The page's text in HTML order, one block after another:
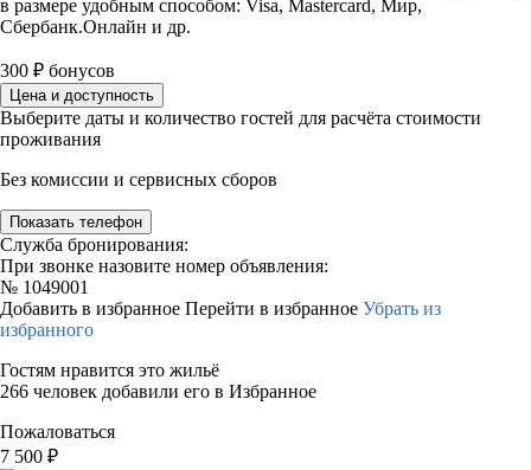
в размере удобным способом: Visa, Mastercard, Мир,
Сбербанк.Онлайн и др.
300 ₽ бонусов
Цена и доступность
Выберите даты и количество гостей для расчёта стоимости
проживания
Без комиссии и сервисных сборов
Показать телефон
Служба бронирования:
При звонке назовите номер объявления:
№ 1049001
Добавить в избранное Перейти в избранное Убрать из
избранного
Гостям нравится это жильё
266 человек добавили его в Избранное
Пожаловаться
7 500 ₽